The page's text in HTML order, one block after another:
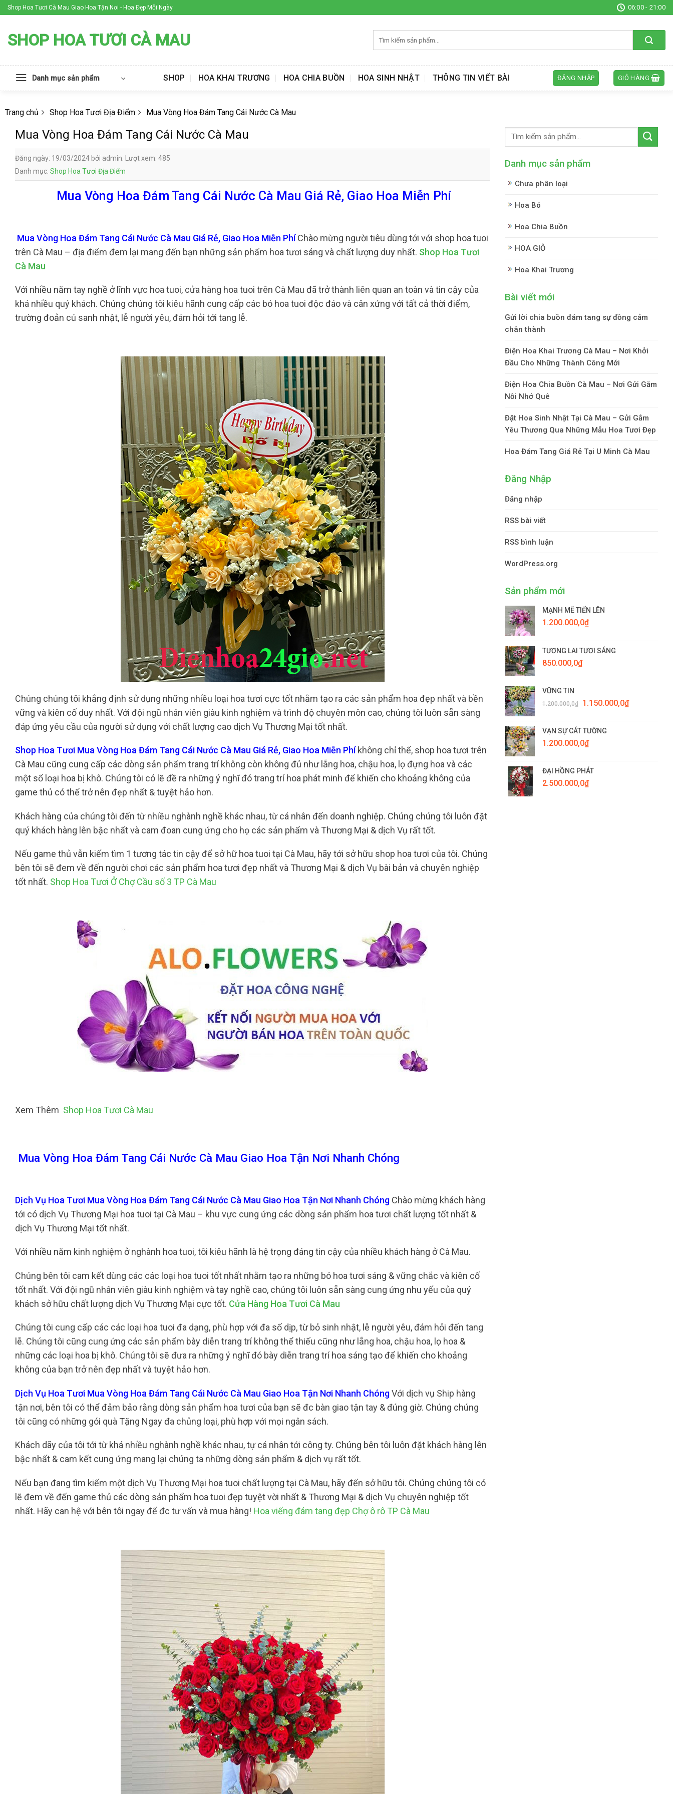
Skip
to
Shop Hoa Tươi Cà Mau Giao Hoa Tận Nơi - Hoa Đẹp Mỗi Ngày 06:00 - 21:00
SHOP HOA TƯƠI CÀ MAU
kiếm:
Danh mục sản phẩm SHOP HOA KHAI TRƯƠNG HOA CHIA BUỒN HOA SINH NHẬT THÔNG TIN VIẾT BÀI ĐĂNG NHẬP GIỎ HÀNG
Trang chủ Shop Hoa Tươi Địa Điểm Mua Vòng Hoa Đám Tang Cái Nước Cà Mau
Mua Vòng Hoa Đám Tang Cái Nước Cà Mau
Đăng ngày: 19/03/2024 bởi admin. Lượt xem: 485
Danh mục: Shop Hoa Tươi Địa Điểm
Mua Vòng Hoa Đám Tang Cái Nước Cà Mau Giá Rẻ, Giao Hoa Miễn Phí
Mua Vòng Hoa Đám Tang Cái Nước Cà Mau Giá Rẻ, Giao Hoa Miễn PhíChào mừng người tiêu dùng tới với shop hoa tuoi
trên Cà Mau – địa điểm đem lại mang đến bạn những sản phẩm hoa tươi sáng và chất lượng duy nhất. Shop Hoa Tươi
Cà Mau
Với nhiều năm tay nghề ở lĩnh vực hoa tuoi, cửa hàng hoa tuoi trên Cà Mau đã trở thành liên quan an toàn và tin cậy của
khá nhiều quý khách. Chúng chúng tôi kiêu hãnh cung cấp các bó hoa tuoi độc đáo và cân xứng với tất cả thời điểm,
trường đoản cú sanh nhật, lễ người yêu, đám hỏi tới tang lễ.
Chúng chúng tôi khẳng định sử dụng những nhiều loại hoa tươi cực tốt nhằm tạo ra các sản phẩm hoa đẹp nhất và bền
vững và kiên cố duy nhất. Với đội ngũ nhân viên giàu kinh nghiệm và trình độ chuyên môn cao, chúng tôi luôn sẵn sàng
đáp ứng yêu cầu của người sử dụng với chất lượng cao dịch Vụ Thương Mại tốt nhất.
Shop Hoa Tươi Mua Vòng Hoa Đám Tang Cái Nước Cà Mau Giá Rẻ, Giao Hoa Miễn Phíkhông chỉ thế, shop hoa tươi trên
Cà Mau cũng cung cấp các dòng sản phẩm trang trí không còn không đủ như lẵng hoa, chậu hoa, lọ đựng hoa và các
một số loại hoa bị khô. Chúng tôi có lẽ đề ra những ý nghĩ đó trang trí hoa phát minh để khiến cho khoảng không của
game thủ có thể trở nên đẹp nhất & tuyệt hảo hơn.
Khách hàng của chúng tôi đến từ nhiều nghành nghề khác nhau, từ cá nhân đến doanh nghiệp. Chúng chúng tôi luôn đặt
quý khách hàng lên bậc nhất và cam đoan cung ứng cho họ các sản phẩm và Thương Mại & dịch Vụ rất tốt.
Nếu game thủ vẫn kiếm tìm 1 tương tác tin cậy để sở hữ hoa tuoi tại Cà Mau, hãy tới sở hữu shop hoa tươi của tôi. Chúng
bên tôi sẽ đem về đến người chơi các sản phẩm hoa tươi đẹp nhất và Thương Mại & dịch Vụ bài bản và chuyên nghiệp
tốt nhất. Shop Hoa Tươi Ở Chợ Cầu số 3 TP Cà Mau
Xem Thêm Shop Hoa Tươi Cà Mau
Mua Vòng Hoa Đám Tang Cái Nước Cà Mau Giao Hoa Tận Nơi Nhanh Chóng
Dịch Vụ Hoa Tươi Mua Vòng Hoa Đám Tang Cái Nước Cà Mau Giao Hoa Tận Nơi Nhanh Chóng Chào mừng khách hàng
tới có dịch Vụ Thương Mại hoa tuoi tại Cà Mau – khu vực cung ứng các dòng sản phẩm hoa tươi chất lượng tốt nhất &
dịch Vụ Thương Mại tốt nhất.
Với nhiều năm kinh nghiệm ở nghành hoa tuoi, tôi kiêu hãnh là hệ trọng đáng tin cậy của nhiều khách hàng ở Cà Mau.
Chúng bên tôi cam kết dùng các các loại hoa tuoi tốt nhất nhằm tạo ra những bó hoa tươi sáng & vững chắc và kiên cố
tốt nhất. Với đội ngũ nhân viên giàu kinh nghiệm và tay nghề cao, chúng tôi luôn sẵn sàng cung ứng nhu yếu của quý
khách sở hữu chất lượng dịch Vụ Thương Mại cực tốt. Cửa Hàng Hoa Tươi Cà Mau
Chúng tôi cung cấp các các loại hoa tuoi đa dạng, phù hợp với đa số dịp, từ bỏ sinh nhật, lễ người yêu, đám hỏi đến tang
lễ. Chúng tôi cũng cung ứng các sản phẩm bày diễn trang trí không thể thiếu cũng như lẵng hoa, chậu hoa, lọ hoa &
những các loại hoa bị khô. Chúng tôi sẽ đưa ra những ý nghĩ đó bày diễn trang trí hoa sáng tạo để khiến cho khoảng
không của bạn trở nên đẹp nhất và tuyệt hảo hơn.
Dịch Vụ Hoa Tươi Mua Vòng Hoa Đám Tang Cái Nước Cà Mau Giao Hoa Tận Nơi Nhanh ChóngVới dịch vụ Ship hàng
tận nơi, bên tôi có thể đảm bảo rằng dòng sản phẩm hoa tươi của bạn sẽ đc bàn giao tận tay & đúng giờ. Chúng chúng
tôi cũng có những gói quà Tặng Ngay đa chủng loại, phù hợp với mọi ngân sách.
Khách dãy của tôi tới từ khá nhiều nghành nghề khác nhau, tự cá nhân tới công ty. Chúng bên tôi luôn đặt khách hàng lên
bậc nhất & cam kết cung ứng mang lại chúng ta những dòng sản phẩm & dịch vụ rất tốt.
Nếu bạn đang tìm kiếm một dịch Vụ Thương Mại hoa tuoi chất lượng tại Cà Mau, hãy đến sở hữu tôi. Chúng chúng tôi có
lẽ đem về đến game thủ các dòng sản phẩm hoa tuoi đẹp tuyệt vời nhất & Thương Mại & dịch Vụ chuyên nghiệp tốt
nhất. Hãy can hệ với bên tôi ngay để đc tư vấn và mua hàng! Hoa viếng đám tang đẹp Chợ ô rô TP Cà Mau
Danh mục sản phẩm
Chưa phân loại
Hoa Bó
Hoa Chia Buồn
HOA GIỎ
Hoa Khai Trương
Bài viết mới
Gửi lời chia buồn đám tang sự đồng cảm
chân thành
Điện Hoa Khai Trương Cà Mau – Nơi Khởi
Đầu Cho Những Thành Công Mới
Điện Hoa Chia Buồn Cà Mau – Nơi Gửi Gắm
Nỗi Nhớ Quê
Đặt Hoa Sinh Nhật Tại Cà Mau – Gửi Gắm
Yêu Thương Qua Những Mẫu Hoa Tươi Đẹp
Hoa Đám Tang Giá Rẻ Tại U Minh Cà Mau
Đăng Nhập
Đăng nhập
RSS bài viết
RSS bình luận
WordPress.org
Sản phẩm mới
MẠNH MẼ TIẾN LÊN
1.200.000,0₫
TƯƠNG LAI TƯƠI SÁNG
850.000,0₫
VỮNG TIN
1.200.000,0₫
Giá
1.200.000,0₫.
1.150.000,0₫Giá
VẠN SỰ CÁT TƯỜNG
1.200.000,0₫
ĐẠI HỒNG PHÁT
2.500.000,0₫